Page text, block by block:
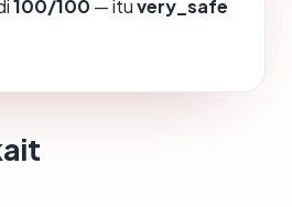
100/100 — ituvery_safe